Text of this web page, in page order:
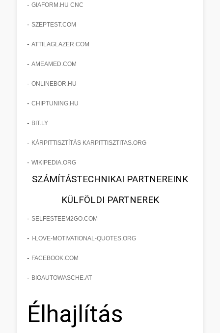
- GIAFORM.HU CNC
- SZEPTEST.COM
- ATTILAGLAZER.COM
- AMEAMED.COM
- ONLINEBOR.HU
- CHIPTUNING.HU
- BIT.LY
- KÁRPITTISZTÍTÁS KARPITTISZTITAS.ORG
- WIKIPEDIA.ORG
SZÁMÍTÁSTECHNIKAI PARTNEREINK
KÜLFÖLDI PARTNEREK
- SELFESTEEM2GO.COM
- I-LOVE-MOTIVATIONAL-QUOTES.ORG
- FACEBOOK.COM
- BIOAUTOWASCHE.AT
Élhajlítás